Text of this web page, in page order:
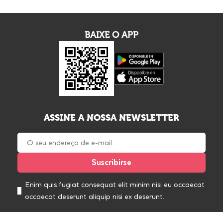
BAIXE O APP
ASSINE A NOSSA NEWSLETTER
Enim quis fugiat consequat elit minim nisi eu occaecat
occaecat deserunt aliquip nisi ex deserunt.